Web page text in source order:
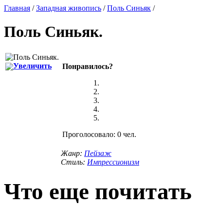
Главная /Западная живопись /Поль Синьяк /
Поль Синьяк.
Увеличить Понравилось?
Проголосовало: 0 чел.
Жанр: Пейзаж
Стиль: Импрессионизм
Что еще почитать